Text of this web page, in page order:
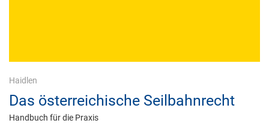
Haidlen
Das österreichische Seilbahnrecht
Handbuch für die Praxis